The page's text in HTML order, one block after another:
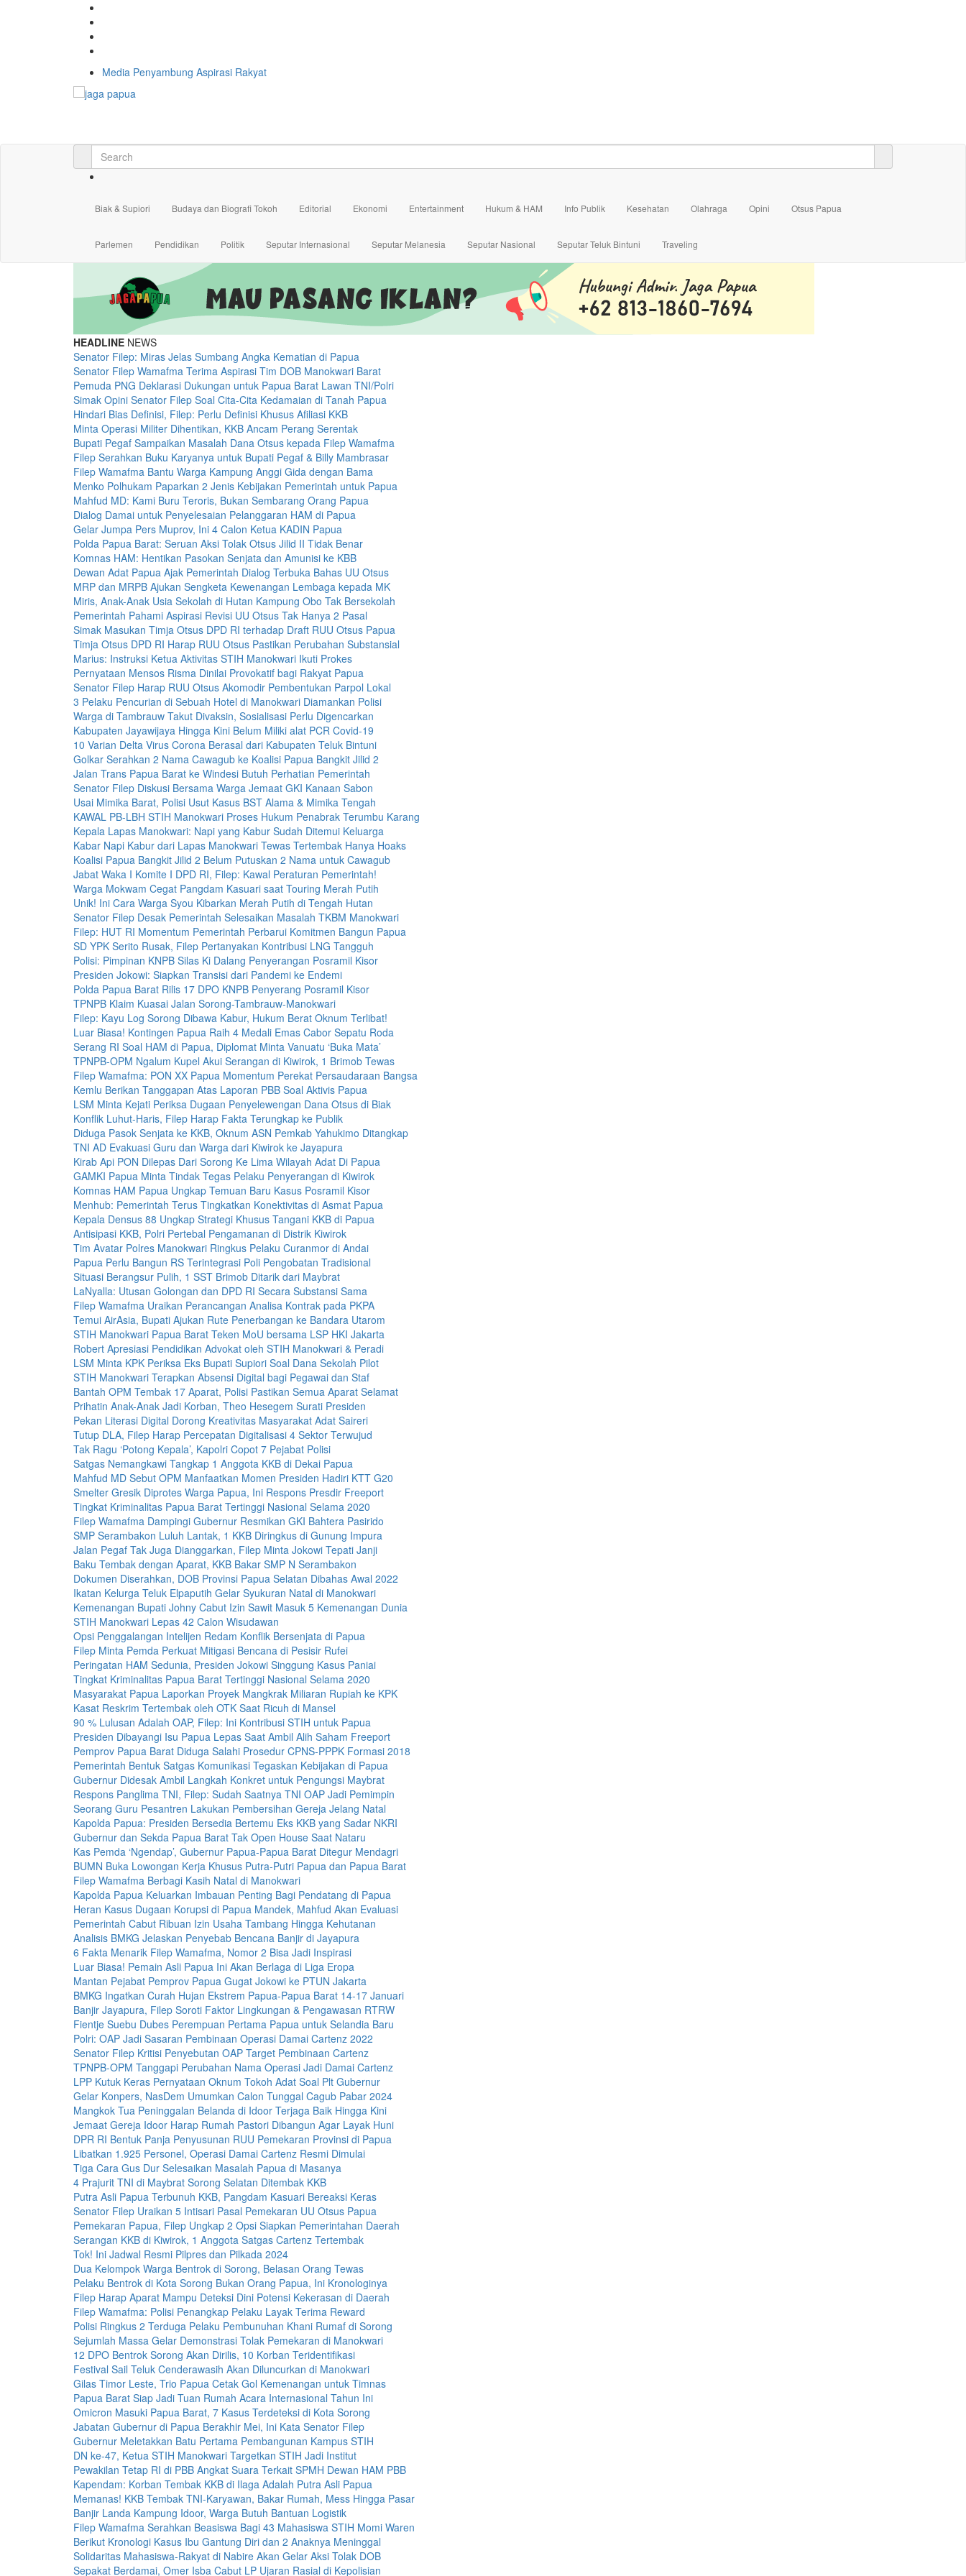
Media Penyambung Aspirasi Rakyat
Biak & Supiori Budaya dan Biografi Tokoh Editorial Ekonomi Entertainment Hukum & HAM Info Publik Kesehatan Olahraga Opini Otsus Papua
Parlemen Pendidikan Politik Seputar Internasional Seputar Melanesia Seputar Nasional Seputar Teluk Bintuni Traveling
HEADLINE NEWS
Senator Filep: Miras Jelas Sumbang Angka Kematian di Papua
Senator Filep Wamafma Terima Aspirasi Tim DOB Manokwari Barat
Pemuda PNG Deklarasi Dukungan untuk Papua Barat Lawan TNI/Polri
Simak Opini Senator Filep Soal Cita-Cita Kedamaian di Tanah Papua
Hindari Bias Definisi, Filep: Perlu Definisi Khusus Afiliasi KKB
Minta Operasi Militer Dihentikan, KKB Ancam Perang Serentak
Bupati Pegaf Sampaikan Masalah Dana Otsus kepada Filep Wamafma
Filep Serahkan Buku Karyanya untuk Bupati Pegaf & Billy Mambrasar
Filep Wamafma Bantu Warga Kampung Anggi Gida dengan Bama
Menko Polhukam Paparkan 2 Jenis Kebijakan Pemerintah untuk Papua
Mahfud MD: Kami Buru Teroris, Bukan Sembarang Orang Papua
Dialog Damai untuk Penyelesaian Pelanggaran HAM di Papua
Gelar Jumpa Pers Muprov, Ini 4 Calon Ketua KADIN Papua
Polda Papua Barat: Seruan Aksi Tolak Otsus Jilid II Tidak Benar
Komnas HAM: Hentikan Pasokan Senjata dan Amunisi ke KBB
Dewan Adat Papua Ajak Pemerintah Dialog Terbuka Bahas UU Otsus
MRP dan MRPB Ajukan Sengketa Kewenangan Lembaga kepada MK
Miris, Anak-Anak Usia Sekolah di Hutan Kampung Obo Tak Bersekolah
Pemerintah Pahami Aspirasi Revisi UU Otsus Tak Hanya 2 Pasal
Simak Masukan Timja Otsus DPD RI terhadap Draft RUU Otsus Papua
Timja Otsus DPD RI Harap RUU Otsus Pastikan Perubahan Substansial
Marius: Instruksi Ketua Aktivitas STIH Manokwari Ikuti Prokes
Pernyataan Mensos Risma Dinilai Provokatif bagi Rakyat Papua
Senator Filep Harap RUU Otsus Akomodir Pembentukan Parpol Lokal
3 Pelaku Pencurian di Sebuah Hotel di Manokwari Diamankan Polisi
Warga di Tambrauw Takut Divaksin, Sosialisasi Perlu Digencarkan
Kabupaten Jayawijaya Hingga Kini Belum Miliki alat PCR Covid-19
10 Varian Delta Virus Corona Berasal dari Kabupaten Teluk Bintuni
Golkar Serahkan 2 Nama Cawagub ke Koalisi Papua Bangkit Jilid 2
Jalan Trans Papua Barat ke Windesi Butuh Perhatian Pemerintah
Senator Filep Diskusi Bersama Warga Jemaat GKI Kanaan Sabon
Usai Mimika Barat, Polisi Usut Kasus BST Alama & Mimika Tengah
KAWAL PB-LBH STIH Manokwari Proses Hukum Penabrak Terumbu Karang
Kepala Lapas Manokwari: Napi yang Kabur Sudah Ditemui Keluarga
Kabar Napi Kabur dari Lapas Manokwari Tewas Tertembak Hanya Hoaks
Koalisi Papua Bangkit Jilid 2 Belum Putuskan 2 Nama untuk Cawagub
Jabat Waka I Komite I DPD RI, Filep: Kawal Peraturan Pemerintah!
Warga Mokwam Cegat Pangdam Kasuari saat Touring Merah Putih
Unik! Ini Cara Warga Syou Kibarkan Merah Putih di Tengah Hutan
Senator Filep Desak Pemerintah Selesaikan Masalah TKBM Manokwari
Filep: HUT RI Momentum Pemerintah Perbarui Komitmen Bangun Papua
SD YPK Serito Rusak, Filep Pertanyakan Kontribusi LNG Tangguh
Polisi: Pimpinan KNPB Silas Ki Dalang Penyerangan Posramil Kisor
Presiden Jokowi: Siapkan Transisi dari Pandemi ke Endemi
Polda Papua Barat Rilis 17 DPO KNPB Penyerang Posramil Kisor
TPNPB Klaim Kuasai Jalan Sorong-Tambrauw-Manokwari
Filep: Kayu Log Sorong Dibawa Kabur, Hukum Berat Oknum Terlibat!
Luar Biasa! Kontingen Papua Raih 4 Medali Emas Cabor Sepatu Roda
Serang RI Soal HAM di Papua, Diplomat Minta Vanuatu ‘Buka Mata’
TPNPB-OPM Ngalum Kupel Akui Serangan di Kiwirok, 1 Brimob Tewas
Filep Wamafma: PON XX Papua Momentum Perekat Persaudaraan Bangsa
Kemlu Berikan Tanggapan Atas Laporan PBB Soal Aktivis Papua
LSM Minta Kejati Periksa Dugaan Penyelewengan Dana Otsus di Biak
Konflik Luhut-Haris, Filep Harap Fakta Terungkap ke Publik
Diduga Pasok Senjata ke KKB, Oknum ASN Pemkab Yahukimo Ditangkap
TNI AD Evakuasi Guru dan Warga dari Kiwirok ke Jayapura
Kirab Api PON Dilepas Dari Sorong Ke Lima Wilayah Adat Di Papua
GAMKI Papua Minta Tindak Tegas Pelaku Penyerangan di Kiwirok
Komnas HAM Papua Ungkap Temuan Baru Kasus Posramil Kisor
Menhub: Pemerintah Terus Tingkatkan Konektivitas di Asmat Papua
Kepala Densus 88 Ungkap Strategi Khusus Tangani KKB di Papua
Antisipasi KKB, Polri Pertebal Pengamanan di Distrik Kiwirok
Tim Avatar Polres Manokwari Ringkus Pelaku Curanmor di Andai
Papua Perlu Bangun RS Terintegrasi Poli Pengobatan Tradisional
Situasi Berangsur Pulih, 1 SST Brimob Ditarik dari Maybrat
LaNyalla: Utusan Golongan dan DPD RI Secara Substansi Sama
Filep Wamafma Uraikan Perancangan Analisa Kontrak pada PKPA
Temui AirAsia, Bupati Ajukan Rute Penerbangan ke Bandara Utarom
STIH Manokwari Papua Barat Teken MoU bersama LSP HKI Jakarta
Robert Apresiasi Pendidikan Advokat oleh STIH Manokwari & Peradi
LSM Minta KPK Periksa Eks Bupati Supiori Soal Dana Sekolah Pilot
STIH Manokwari Terapkan Absensi Digital bagi Pegawai dan Staf
Bantah OPM Tembak 17 Aparat, Polisi Pastikan Semua Aparat Selamat
Prihatin Anak-Anak Jadi Korban, Theo Hesegem Surati Presiden
Pekan Literasi Digital Dorong Kreativitas Masyarakat Adat Saireri
Tutup DLA, Filep Harap Percepatan Digitalisasi 4 Sektor Terwujud
Tak Ragu ‘Potong Kepala’, Kapolri Copot 7 Pejabat Polisi
Satgas Nemangkawi Tangkap 1 Anggota KKB di Dekai Papua
Mahfud MD Sebut OPM Manfaatkan Momen Presiden Hadiri KTT G20
Smelter Gresik Diprotes Warga Papua, Ini Respons Presdir Freeport
Tingkat Kriminalitas Papua Barat Tertinggi Nasional Selama 2020
Filep Wamafma Dampingi Gubernur Resmikan GKI Bahtera Pasirido
SMP Serambakon Luluh Lantak, 1 KKB Diringkus di Gunung Impura
Jalan Pegaf Tak Juga Dianggarkan, Filep Minta Jokowi Tepati Janji
Baku Tembak dengan Aparat, KKB Bakar SMP N Serambakon
Dokumen Diserahkan, DOB Provinsi Papua Selatan Dibahas Awal 2022
Ikatan Kelurga Teluk Elpaputih Gelar Syukuran Natal di Manokwari
Kemenangan Bupati Johny Cabut Izin Sawit Masuk 5 Kemenangan Dunia
STIH Manokwari Lepas 42 Calon Wisudawan
Opsi Penggalangan Intelijen Redam Konflik Bersenjata di Papua
Filep Minta Pemda Perkuat Mitigasi Bencana di Pesisir Rufei
Peringatan HAM Sedunia, Presiden Jokowi Singgung Kasus Paniai
Tingkat Kriminalitas Papua Barat Tertinggi Nasional Selama 2020
Masyarakat Papua Laporkan Proyek Mangkrak Miliaran Rupiah ke KPK
Kasat Reskrim Tertembak oleh OTK Saat Ricuh di Mansel
90 % Lulusan Adalah OAP, Filep: Ini Kontribusi STIH untuk Papua
Presiden Dibayangi Isu Papua Lepas Saat Ambil Alih Saham Freeport
Pemprov Papua Barat Diduga Salahi Prosedur CPNS-PPPK Formasi 2018
Pemerintah Bentuk Satgas Komunikasi Tegaskan Kebijakan di Papua
Gubernur Didesak Ambil Langkah Konkret untuk Pengungsi Maybrat
Respons Panglima TNI, Filep: Sudah Saatnya TNI OAP Jadi Pemimpin
Seorang Guru Pesantren Lakukan Pembersihan Gereja Jelang Natal
Kapolda Papua: Presiden Bersedia Bertemu Eks KKB yang Sadar NKRI
Gubernur dan Sekda Papua Barat Tak Open House Saat Nataru
Kas Pemda ‘Ngendap’, Gubernur Papua-Papua Barat Ditegur Mendagri
BUMN Buka Lowongan Kerja Khusus Putra-Putri Papua dan Papua Barat
Filep Wamafma Berbagi Kasih Natal di Manokwari
Kapolda Papua Keluarkan Imbauan Penting Bagi Pendatang di Papua
Heran Kasus Dugaan Korupsi di Papua Mandek, Mahfud Akan Evaluasi
Pemerintah Cabut Ribuan Izin Usaha Tambang Hingga Kehutanan
Analisis BMKG Jelaskan Penyebab Bencana Banjir di Jayapura
6 Fakta Menarik Filep Wamafma, Nomor 2 Bisa Jadi Inspirasi
Luar Biasa! Pemain Asli Papua Ini Akan Berlaga di Liga Eropa
Mantan Pejabat Pemprov Papua Gugat Jokowi ke PTUN Jakarta
BMKG Ingatkan Curah Hujan Ekstrem Papua-Papua Barat 14-17 Januari
Banjir Jayapura, Filep Soroti Faktor Lingkungan & Pengawasan RTRW
Fientje Suebu Dubes Perempuan Pertama Papua untuk Selandia Baru
Polri: OAP Jadi Sasaran Pembinaan Operasi Damai Cartenz 2022
Senator Filep Kritisi Penyebutan OAP Target Pembinaan Cartenz
TPNPB-OPM Tanggapi Perubahan Nama Operasi Jadi Damai Cartenz
LPP Kutuk Keras Pernyataan Oknum Tokoh Adat Soal Plt Gubernur
Gelar Konpers, NasDem Umumkan Calon Tunggal Cagub Pabar 2024
Mangkok Tua Peninggalan Belanda di Idoor Terjaga Baik Hingga Kini
Jemaat Gereja Idoor Harap Rumah Pastori Dibangun Agar Layak Huni
DPR RI Bentuk Panja Penyusunan RUU Pemekaran Provinsi di Papua
Libatkan 1.925 Personel, Operasi Damai Cartenz Resmi Dimulai
Tiga Cara Gus Dur Selesaikan Masalah Papua di Masanya
4 Prajurit TNI di Maybrat Sorong Selatan Ditembak KKB
Putra Asli Papua Terbunuh KKB, Pangdam Kasuari Bereaksi Keras
Senator Filep Uraikan 5 Intisari Pasal Pemekaran UU Otsus Papua
Pemekaran Papua, Filep Ungkap 2 Opsi Siapkan Pemerintahan Daerah
Serangan KKB di Kiwirok, 1 Anggota Satgas Cartenz Tertembak
Tok! Ini Jadwal Resmi Pilpres dan Pilkada 2024
Dua Kelompok Warga Bentrok di Sorong, Belasan Orang Tewas
Pelaku Bentrok di Kota Sorong Bukan Orang Papua, Ini Kronologinya
Filep Harap Aparat Mampu Deteksi Dini Potensi Kekerasan di Daerah
Filep Wamafma: Polisi Penangkap Pelaku Layak Terima Reward
Polisi Ringkus 2 Terduga Pelaku Pembunuhan Khani Rumaf di Sorong
Sejumlah Massa Gelar Demonstrasi Tolak Pemekaran di Manokwari
12 DPO Bentrok Sorong Akan Dirilis, 10 Korban Teridentifikasi
Festival Sail Teluk Cenderawasih Akan Diluncurkan di Manokwari
Gilas Timor Leste, Trio Papua Cetak Gol Kemenangan untuk Timnas
Papua Barat Siap Jadi Tuan Rumah Acara Internasional Tahun Ini
Omicron Masuki Papua Barat, 7 Kasus Terdeteksi di Kota Sorong
Jabatan Gubernur di Papua Berakhir Mei, Ini Kata Senator Filep
Gubernur Meletakkan Batu Pertama Pembangunan Kampus STIH
DN ke-47, Ketua STIH Manokwari Targetkan STIH Jadi Institut
Pewakilan Tetap RI di PBB Angkat Suara Terkait SPMH Dewan HAM PBB
Kapendam: Korban Tembak KKB di Ilaga Adalah Putra Asli Papua
Memanas! KKB Tembak TNI-Karyawan, Bakar Rumah, Mess Hingga Pasar
Banjir Landa Kampung Idoor, Warga Butuh Bantuan Logistik
Filep Wamafma Serahkan Beasiswa Bagi 43 Mahasiswa STIH Momi Waren
Berikut Kronologi Kasus Ibu Gantung Diri dan 2 Anaknya Meninggal
Solidaritas Mahasiswa-Rakyat di Nabire Akan Gelar Aksi Tolak DOB
Sepakat Berdamai, Omer Isba Cabut LP Ujaran Rasial di Kepolisian